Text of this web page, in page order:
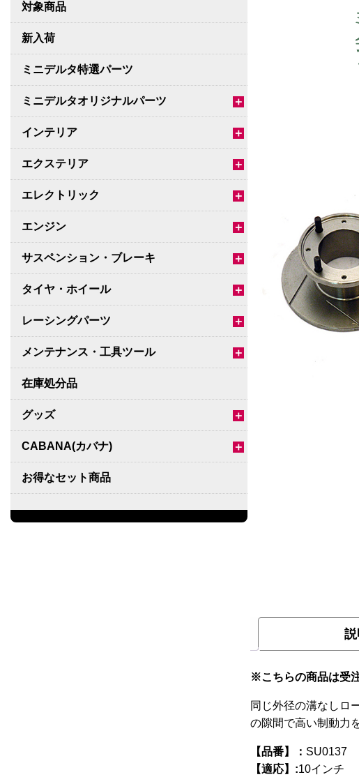
対象商品
新入荷
ミニデルタ特選パーツ
＋
ミニデルタオリジナルパーツ
＋
インテリア
＋
エクステリア
＋
エレクトリック
＋
エンジン
＋
サスペンション・ブレーキ
＋
タイヤ・ホイール
＋
レーシングパーツ
＋
メンテナンス・工具ツール
在庫処分品
＋
グッズ
＋
CABANA(カバナ)
お得なセット商品
チームマルヤマ
説
※こちらの商品は受
同じ外径の溝なしロ
の隙間で高い制動力
【品番】： SU0137
【適応】:10インチ